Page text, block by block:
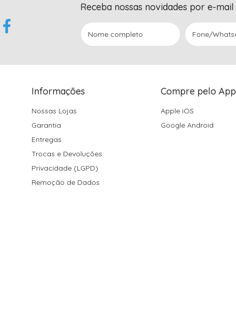
Receba nossas novidades por e-mail
Informações
Nossas Lojas
Garantia
Entregas
Trocas e Devoluções
Privacidade (LGPD)
Remoção de Dados
Compre pelo App
Apple iOS
Google Android